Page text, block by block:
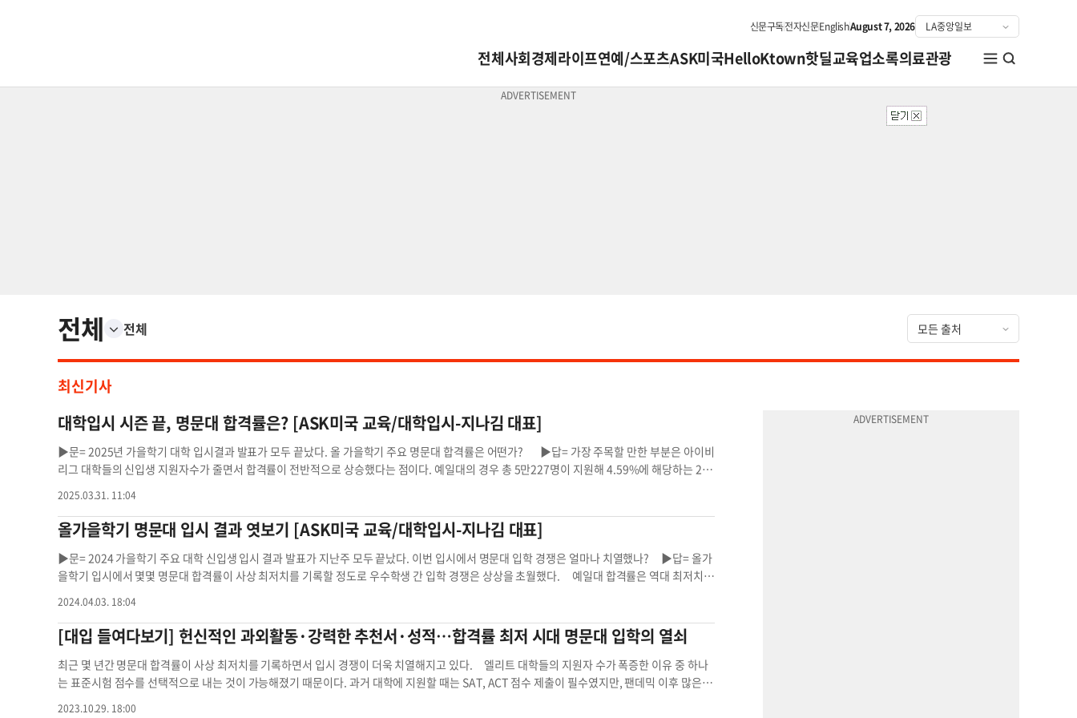
신문구독전자신문EnglishAugust 7, 2026
전체사회경제라이프연예/스포츠ASK미국HelloKtown핫딜교육업소록의료관광
전체 전체
최신기사
대학입시 시즌 끝, 명문대 합격률은? [ASK미국 교육/대학입시-지나김 대표]
▶문= 2025년 가을학기 대학 입시결과 발표가 모두 끝났다. 올 가을학기 주요 명문대 합격률은 어떤가? ▶답= 가장 주목할 만한 부분은 아이비
리그 대학들의 신입생 지원자수가 줄면서 합격률이 전반적으로 상승했다는 점이다. 예일대의 경우 총 5만227명이 지원해 4.59%에 해당하는 230
7%보다 높은 수치이다. 모두 5만 9616명이 지원했다. 2024년에 비해 지원자수가 630명 감소한 것으로 나타났다. 브라운대 합격률은 5.65%로
나타났다. 이는 지난해 5.40%보다 약간 상승한 것이다. 올 가을학기 모두 4만2765명이 지원했는데 지난해보다 6000명이 줄었다. 다트머스 칼
리지 합격률은 6%로 조사됐다. 이는 지난해의 5.3%보다 높다. 지원자수는 총 2만8230명으로 지난해보다 3000명 감소했다. 코넬대는 합격률
을 공개하지 않았지만 올 가을학기 모두 5824명이 합격했다고 발표했다. 이는 지난해보다 700명 늘어난 수치이다. 유펜은 총 7만2000명이 지
원했고, 지원자수가 작년보다 7000명 증가했다는 것 외에 다른 정보는 공개하지 않았으며 하버드대는 올 가을에 입시관련 정보를 발표할 전망이
과 무관치 않아 보인다. 아이비리그 대학 중 2026년 가을학기 입시에서도 테스트 옵셔널 정책을 유지할 곳은 프린스턴과 컬럼비아 두 곳 뿐이다.
나머지는 모두 SAT, ACT 등 표준시험 점수 제출을 의무화했다. 다른 명문대들의 합격률을 살펴보면 USC 10.4%, MIT 4.5%, 앰허스트 칼리지
7%, 보스턴 칼리지 12.6%, 보스턴 유니버시티 11.8%, 노스웨스턴대 7%, 노터데임대 9%, NYU 7.7%, 스와스모어 칼리지 7.4%, 터프츠대 10.
5%, 웰즐리 칼리지13.3%, 윌리엄스 칼리지 8.5% 등이다. 이제 올 가을학기 대학 입시결과 발표시즌이 마무리돼 복수의 대학에 합격한 학생들
은 어느 대학에 등록해야 할지 고민하는 모습이다. 결정을 내리는 것이 간단하지는 않다. 학교 명성, 전공, 개인 취향, 가정의 재정상황 등 여러 가지
2025.03.31. 11:04
올가을학기 명문대 입시 결과 엿보기 [ASK미국 교육/대학입시-지나김 대표]
▶문= 2024 가을학기 주요 대학 신입생 입시 결과 발표가 지난주 모두 끝났다. 이번 입시에서 명문대 입학 경쟁은 얼마나 치열했나? ▶답= 올가
을학기 입시에서 몇몇 명문대 합격률이 사상 최저치를 기록할 정도로 우수학생 간 입학 경쟁은 상상을 초월했다. 예일대 합격률은 역대 최저치인
은 773명으로 나타났다. 하버드대는 총 5만 4008명이 지원에 3.59%에 해당하는 1937명이 합격의 기쁨을 누렸다. 정시 지원(RD)에서는 1245
명, 조기전형에서는 692명이 각각 합격했다. 올가을학기 하버드대 지원자 수는 지난해보다 5.14% 감소했다. 컬럼비아 대는 정시 지원(RD)으
로 총 6만 248명이 지원했고, 그중 3.8%인 2319명이 합격 통보를 받았다. 다트머스 칼리지는 총 3만 1657명이 지원해 5.3%에 해당하는 1685
명이 합격했다. 브라운대는 RD로 총 1623명, 얼리 디시전(ED)으로 898명이 각각 합격했다. 올가을학기 총 합격자 수는 2521명, 전체 합격률은
5.2%를 기록했다. 이는 브라운대 역사상 세 번째로 낮은 합격률이다. 노스웨스턴대는 총 5만 명이 넘게 지원해 7.5%의 합격률을 보였다. 라이스
2024.04.03. 18:04
[대입 들여다보기] 헌신적인 과외활동·강력한 추천서·성적…합격률 최저 시대 명문대 입학의 열쇠
최근 몇 년간 명문대 합격률이 사상 최저치를 기록하면서 입시 경쟁이 더욱 치열해지고 있다. 엘리트 대학들의 지원자 수가 폭증한 이유 중 하나
는 표준시험 점수를 선택적으로 내는 것이 가능해졌기 때문이다. 과거 대학에 지원할 때는 SAT, ACT 점수 제출이 필수였지만, 팬데믹 이후 많은 대
2023.10.29. 18:00